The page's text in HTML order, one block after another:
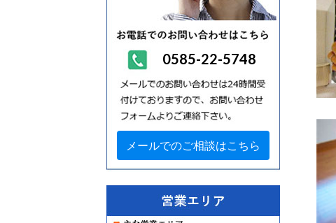
0585-22-5748
メールでのご相談はこちら